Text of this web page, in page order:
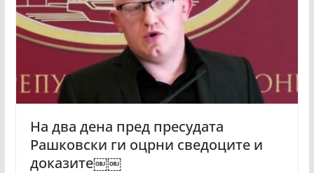
На два дена пред пресудата
Рашковски ги оцрни сведоците и
доказите￼￼